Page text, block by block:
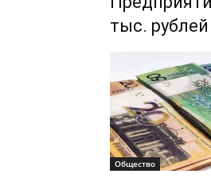
тыс.
Общество